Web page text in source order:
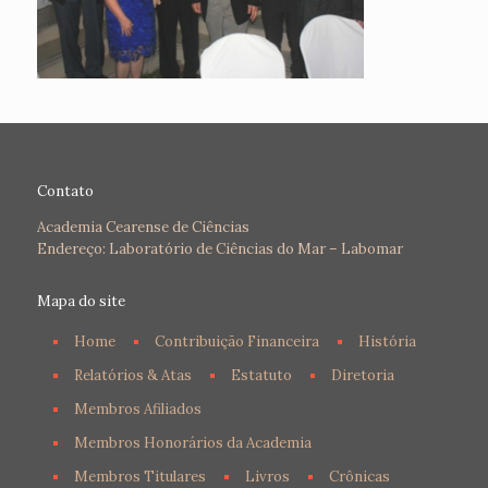
Contato
Academia Cearense de Ciências
Endereço: Laboratório de Ciências do Mar – Labomar
Mapa do site
Home Contribuição Financeira
História
Relatórios & Atas
Estatuto
Diretoria
Membros Afiliados
Membros Honorários da Academia
Membros Titulares
Livros Crônicas